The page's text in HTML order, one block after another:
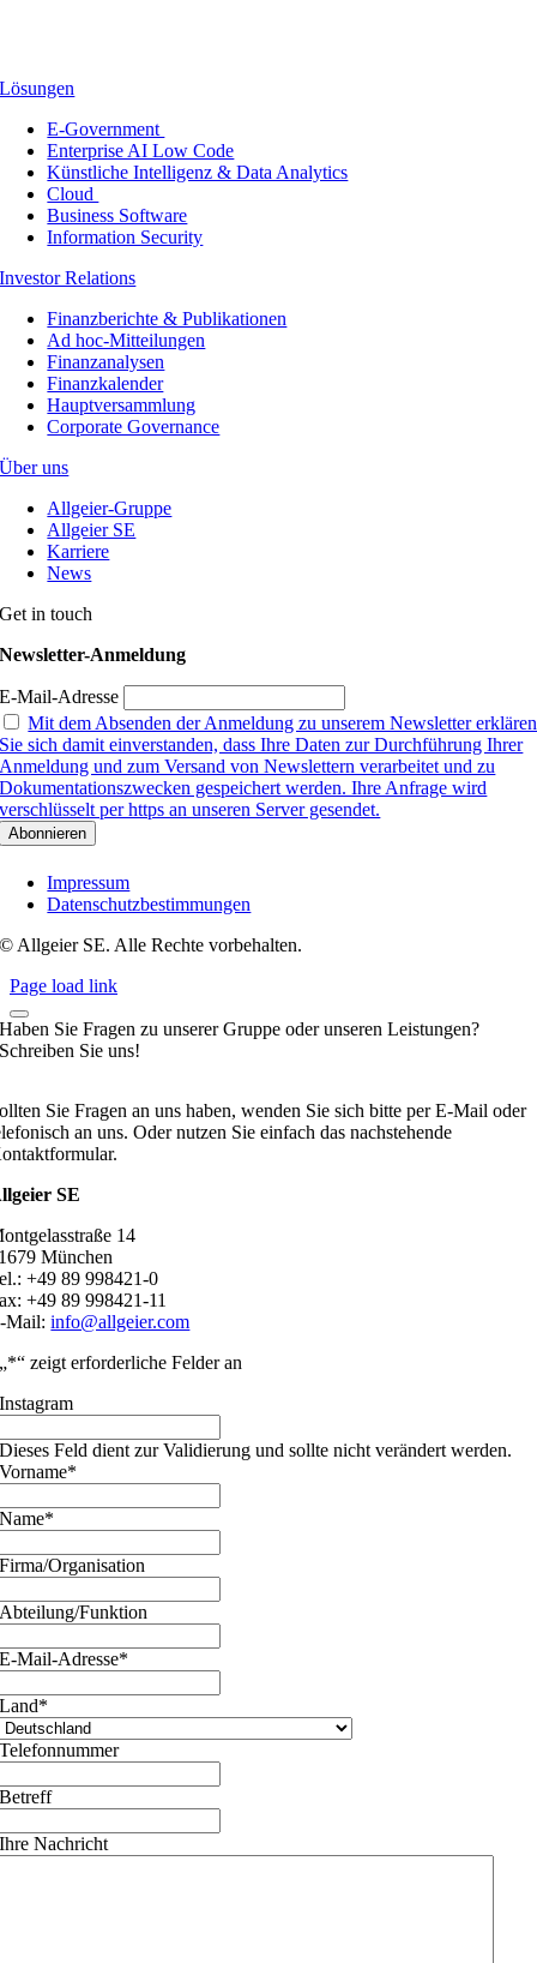
Lösungen
E-Government
Enterprise AI Low Code
Künstliche Intelligenz & Data Analytics
Cloud
Business Software
Information Security
Investor Relations
Finanzberichte & Publikationen
Ad hoc-Mitteilungen
Finanzanalysen
Finanzkalender
Hauptversammlung
Corporate Governance
Über uns
Allgeier-Gruppe
Allgeier SE
Karriere
News
Get in touch
Newsletter-Anmeldung
E-Mail-Adresse
Mit dem Absenden der Anmeldung zu unserem Newsletter erklären
Sie sich damit einverstanden, dass Ihre Daten zur Durchführung Ihrer
Anmeldung und zum Versand von Newslettern verarbeitet und zu
Dokumentationszwecken gespeichert werden. Ihre Anfrage wird
verschlüsselt per https an unseren Server gesendet.
Impressum
Datenschutzbestimmungen
© Allgeier SE. Alle Rechte vorbehalten.
Page load link
Haben Sie Fragen zu unserer Gruppe oder unseren Leistungen?
Schreiben Sie uns!
Sie Fragen an uns haben, wenden Sie sich bitte per E-Mail oder
an uns. Oder nutzen Sie einfach das nachstehende
SE
14
München
+49 89 998421-0
+49 89 998421-11
Mail:info@allgeier.com
„*“ zeigt erforderliche Felder an
Instagram
Dieses Feld dient zur Validierung und sollte nicht verändert werden.
Vorname*
Name*
Firma/Organisation
Abteilung/Funktion
E-Mail-Adresse*
Land*
Telefonnummer
Betreff
Ihre Nachricht